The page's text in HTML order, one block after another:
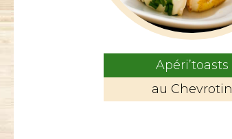
Apéri’toasts
au Chevrotin